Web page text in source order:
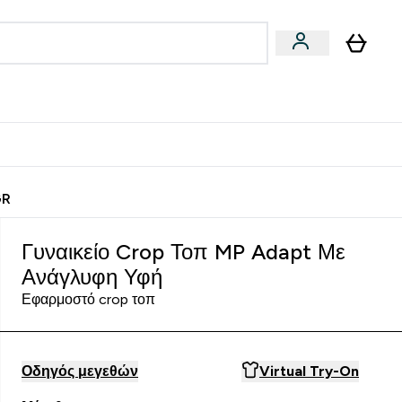
Γυναικείο Crop Τοπ MP Adapt Με
Ανάγλυφη Υφή
Εφαρμοστό crop τοπ
Οδηγός μεγεθών Virtual Try-On